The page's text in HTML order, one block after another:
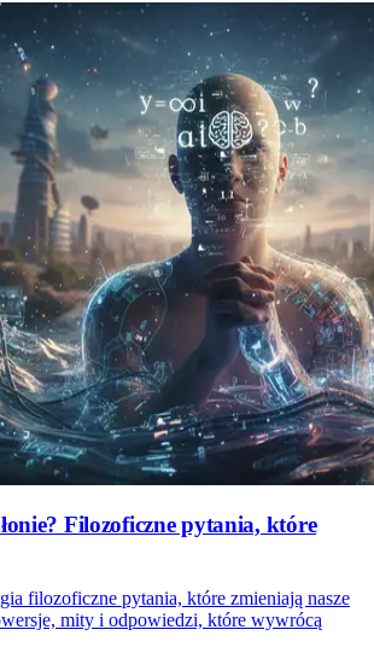
Filozoficzne pytania, które
filozoficzne pytania, które zmieniają nasze
mity i odpowiedzi, które wywrócą